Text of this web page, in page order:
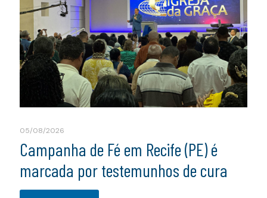
05/08/2026
Campanha de Fé em Recife (PE) é
marcada por testemunhos de cura